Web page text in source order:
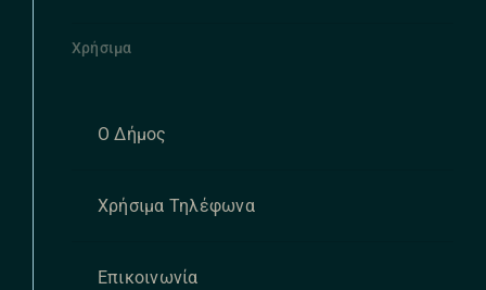
Χρήσιμα
Ο Δήμος
Χρήσιμα Τηλέφωνα
Επικοινωνία